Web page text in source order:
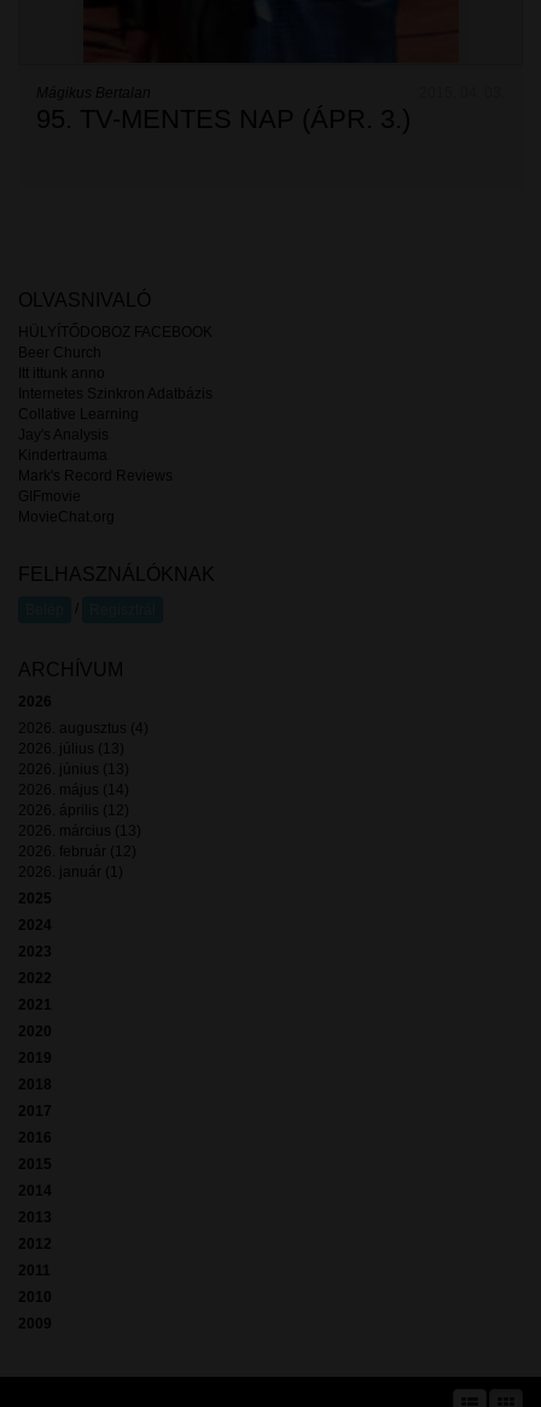
Mágikus Bertalan
95. TV-MENTES NAP (ÁPR. 3.)
OLVASNIVALÓ
HÜLYÍTŐDOBOZ FACEBOOK
Beer Church
Itt ittunk anno
Internetes Szinkron Adatbázis
Collative Learning
Jay's Analysis
Kindertrauma
Mark's Record Reviews
GIFmovie
MovieChat.org
FELHASZNÁLÓKNAK
ARCHÍVUM
2026
2026. augusztus (4)
2026. július (13)
2026. június (13)
2026. május (14)
2026. április (12)
2026. március (13)
2026. február (12)
2026. január (1)
2025
2024
2023
2022
2021
2020
2019
2018
2017
2016
2015
2014
2013
2012
2011
2010
2009